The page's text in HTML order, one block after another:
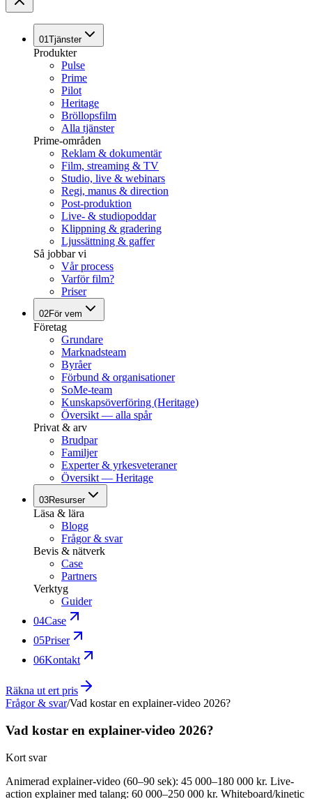
01Tjänster
Produkter
Pulse
Prime
Pilot
Heritage
Bröllopsfilm
Alla tjänster
Prime-områden
Reklam & dokumentär
Film, streaming & TV
Studio, live & webinars
Regi, manus & direction
Post-produktion
Live- & studiopoddar
Klippning & gradering
Ljussättning & gaffer
Så jobbar vi
Vår process
Varför film?
Priser
02För vem
Företag
Grundare
Marknadsteam
Byråer
Förbund & organisationer
SoMe-team
Kunskapsöverföring (Heritage)
Översikt — alla spår
Privat & arv
Brudpar
Familjer
Experter & yrkesveteraner
Översikt — Heritage
03Resurser
Läsa & lära
Blogg
Frågor & svar
Bevis & nätverk
Case
Partners
Verktyg
Guider
04Case
05Priser
06Kontakt
Räkna ut ert pris
Frågor & svar/Vad kostar en explainer-video 2026?
Vad kostar en explainer-video 2026?
Kort svar
Animerad explainer-video (60–90 sek): 45 000–180 000 kr. Live-
action explainer med talang: 60 000–250 000 kr. Whiteboard/kinetic